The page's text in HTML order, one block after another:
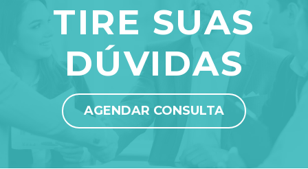
TIRE SUAS
DÚVIDAS
AGENDAR CONSULTA